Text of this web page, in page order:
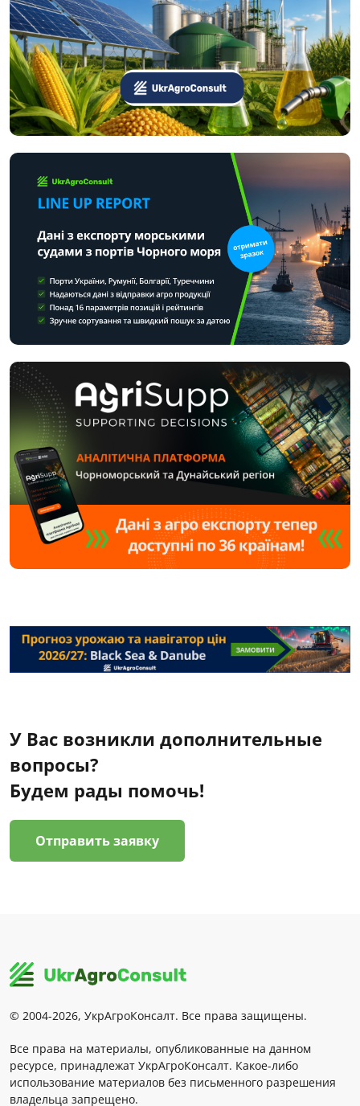
У Вас возникли дополнительные
вопросы?
Будем рады помочь!
Отправить заявку
© 2004-2026, УкрАгроКонсалт. Все права защищены.
Все права на материалы, опубликованные на данном
ресурсе, принадлежат УкрАгроКонсалт. Какое-либо
использование материалов без письменного разрешения
владельца запрещено.